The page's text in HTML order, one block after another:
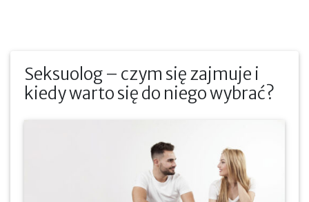
Seksuolog – czym się zajmuje i
kiedy warto się do niego wybrać?